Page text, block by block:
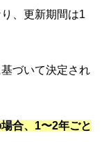
、更新期間は1
づいて決定され
合、1〜2年ごと